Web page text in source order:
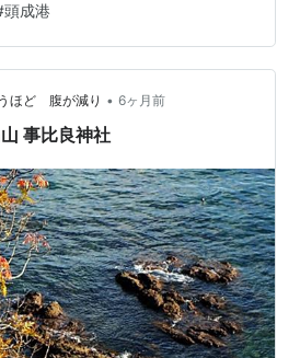
行ってないし 能島城 行ってみた
て 福山城… あ～～ 魔のスパイラ
のですが 絶対 この方角だ と思って
鉄塔！ 航空写真で 見つけました
頭成港
ほど 腹が減り • 6ヶ月前
事比良神社